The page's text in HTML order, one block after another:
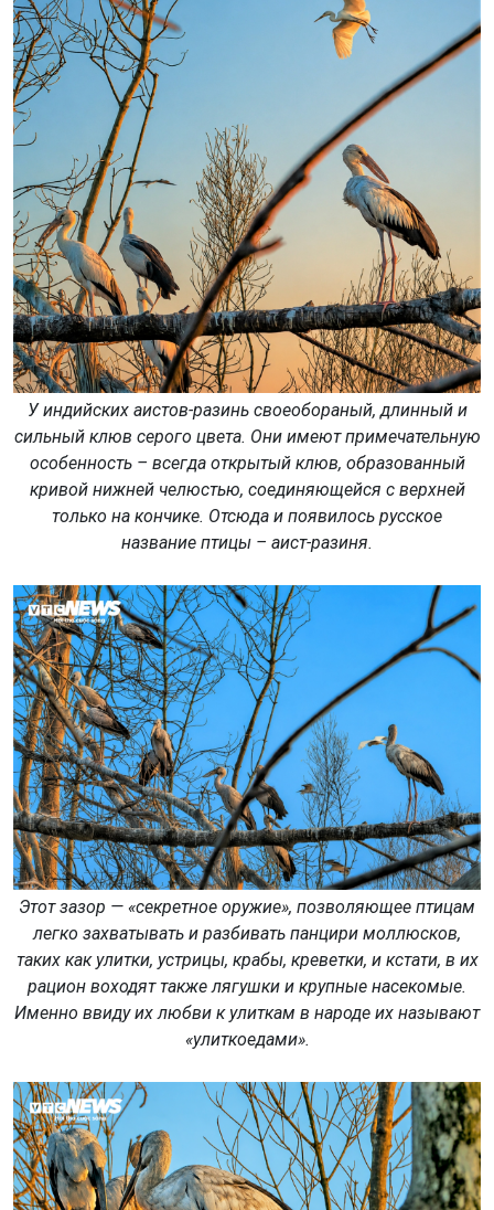
У индийских аистов-разинь своеобораный, длинный и
сильный клюв серого цвета. Они имеют примечательную
особенность – всегда открытый клюв, образованный
кривой нижней челюстью, соединяющейся с верхней
только на кончике. Отсюда и появилось русское
название птицы – аист-разиня.
Этот зазор — «секретное оружие», позволяющее птицам
легко захватывать и разбивать панцири моллюсков,
таких как улитки, устрицы, крабы, креветки, и кстати, в их
рацион воходят также лягушки и крупные насекомые.
Именно ввиду их любви к улиткам в народе их называют
«улиткоедами».